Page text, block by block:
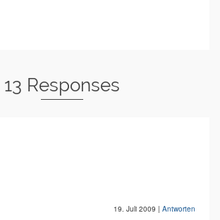
13 Responses
19. Juli 2009 | Antworten